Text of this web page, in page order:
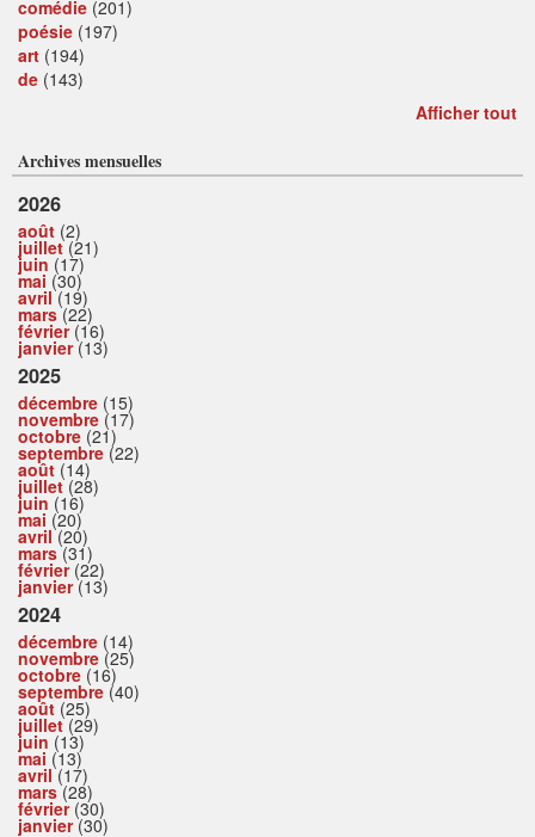
comédie (201)
poésie (197)
art (194)
de (143)
Afficher tout
Archives mensuelles
2026
août (2)
juillet(21)
juin (17)
mai (30)
avril(19)
mars(22)
février(16)
janvier(13)
2025
décembre (15)
novembre (17)
octobre (21)
septembre (22)
août (14)
juillet(28)
juin (16)
mai (20)
avril(20)
mars(31)
février(22)
janvier(13)
2024
décembre (14)
novembre (25)
octobre (16)
septembre (40)
août (25)
juillet(29)
juin (13)
mai (13)
avril(17)
mars(28)
février(30)
janvier(30)